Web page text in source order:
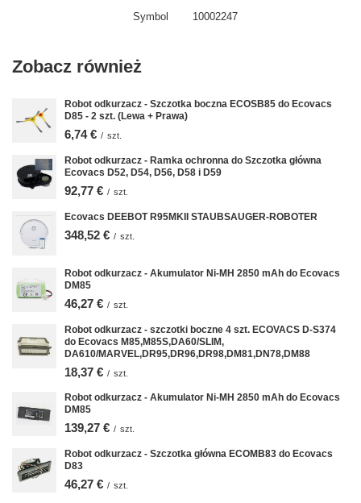
Symbol 10002247
Zobacz również
Robot odkurzacz - Szczotka boczna ECOSB85 do Ecovacs
D85 - 2 szt. (Lewa + Prawa)
6,74 € / szt.
Robot odkurzacz - Ramka ochronna do Szczotka główna
Ecovacs D52, D54, D56, D58 i D59
92,77 € / szt.
Ecovacs DEEBOT R95MKII STAUBSAUGER-ROBOTER
348,52 € / szt.
Robot odkurzacz - Akumulator Ni-MH 2850 mAh do Ecovacs
DM85
46,27 € / szt.
Robot odkurzacz - szczotki boczne 4 szt. ECOVACS D-S374
do Ecovacs M85,M85S,DA60/SLIM,
DA610/MARVEL,DR95,DR96,DR98,DM81,DN78,DM88
18,37 € / szt.
Robot odkurzacz - Akumulator Ni-MH 2850 mAh do Ecovacs
DM85
139,27 € / szt.
Robot odkurzacz - Szczotka główna ECOMB83 do Ecovacs
D83
46,27 € / szt.